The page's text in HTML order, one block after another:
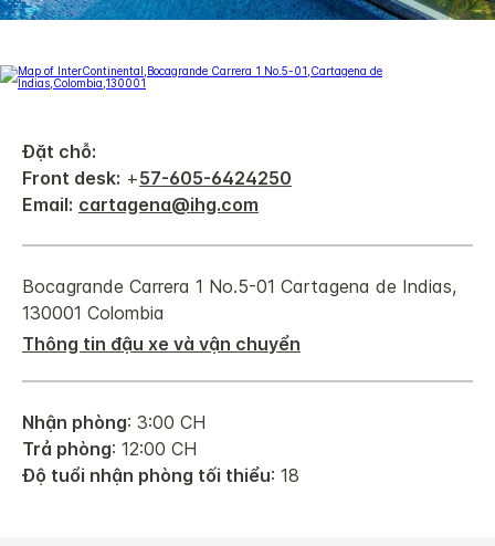
Đặt chỗ:
Front desk: +57-605-6424250
Email: cartagena@ihg.com
Bocagrande Carrera 1 No.5-01 Cartagena de Indias,
130001 Colombia
Thông tin đậu xe và vận chuyển
Nhận phòng: 3:00 CH
Trả phòng: 12:00 CH
Độ tuổi nhận phòng tối thiểu: 18